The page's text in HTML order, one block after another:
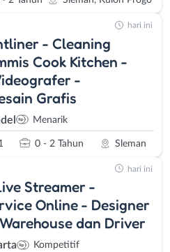
- Cleaning
Cook Kitchen -
-
Grafis
Menarik
0 - 2 Tahun Sleman
hari ini
Streamer -
Online - Designer
dan Driver
Kompetitif
hari ini